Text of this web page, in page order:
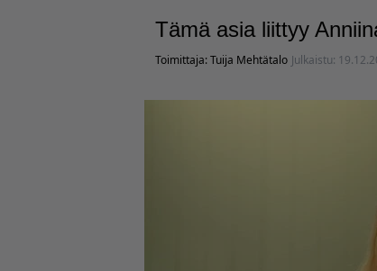
Tämä asia liittyy
Toimittaja:Tuija Mehtätalo Julkaistu: